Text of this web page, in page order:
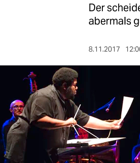
berlin
nord
wahrheit
verlag
Der
abermals
8.11.2017